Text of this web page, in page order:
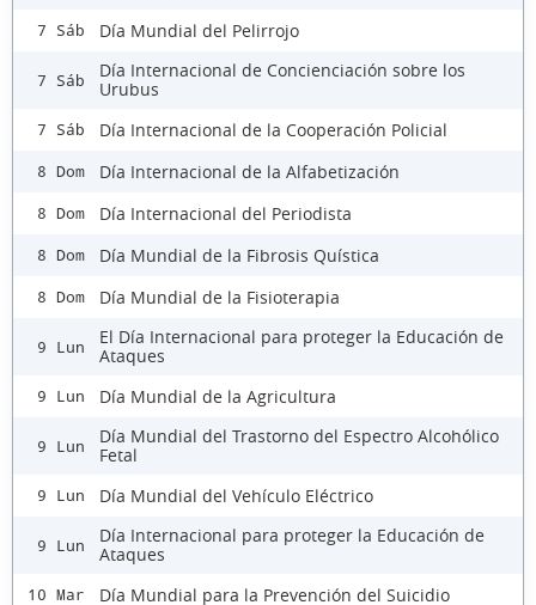
7 Sáb Día Mundial del Pelirrojo
7 Sáb
Día Internacional de Concienciación sobre los
Urubus
7 Sáb Día Internacional de la Cooperación Policial
8 Dom Día Internacional de la Alfabetización
8 Dom Día Internacional del Periodista
8 Dom Día Mundial de la Fibrosis Quística
8 Dom Día Mundial de la Fisioterapia
9 Lun
El Día Internacional para proteger la Educación de
Ataques
9 Lun Día Mundial de la Agricultura
9 Lun
Día Mundial del Trastorno del Espectro Alcohólico
Fetal
9 Lun Día Mundial del Vehículo Eléctrico
9 Lun
Día Internacional para proteger la Educación de
Ataques
10 Mar Día Mundial para la Prevención del Suicidio